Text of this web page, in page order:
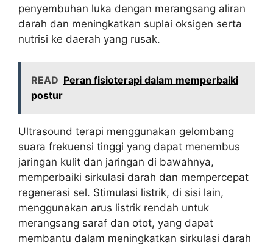
penyembuhan luka dengan merangsang aliran
darah dan meningkatkan suplai oksigen serta
nutrisi ke daerah yang rusak.
READ Peran fisioterapi dalam memperbaiki
postur
Ultrasound terapi menggunakan gelombang
suara frekuensi tinggi yang dapat menembus
jaringan kulit dan jaringan di bawahnya,
memperbaiki sirkulasi darah dan mempercepat
regenerasi sel. Stimulasi listrik, di sisi lain,
menggunakan arus listrik rendah untuk
merangsang saraf dan otot, yang dapat
membantu dalam meningkatkan sirkulasi darah